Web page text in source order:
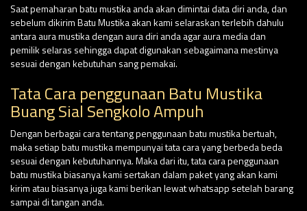
Saat pemaharan batu mustika anda akan dimintai data diri anda, dan
sebelum dikirim Batu Mustika akan kami selaraskan terlebih dahulu
antara aura mustika dengan aura diri anda agar aura media dan
pemilik selaras sehingga dapat digunakan sebagaimana mestinya
sesuai dengan kebutuhan sang pemakai.
Tata Cara penggunaan Batu Mustika
Buang Sial Sengkolo Ampuh
Dengan berbagai cara tentang penggunaan batu mustika bertuah,
maka setiap batu mustika mempunyai tata cara yang berbeda beda
sesuai dengan kebutuhannya. Maka dari itu, tata cara penggunaan
batu mustika biasanya kami sertakan dalam paket yang akan kami
kirim atau biasanya juga kami berikan lewat whatsapp setelah barang
sampai di tangan anda.